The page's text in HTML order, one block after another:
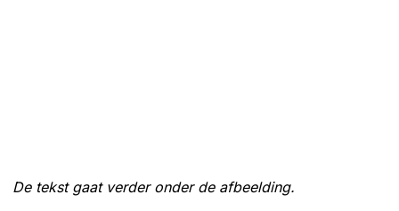
De tekst gaat verder onder de afbeelding.